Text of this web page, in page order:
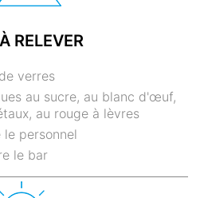
RELEVER
verres
au sucre, au blanc d'œuf,
au rouge à lèvres
le personnel
le bar